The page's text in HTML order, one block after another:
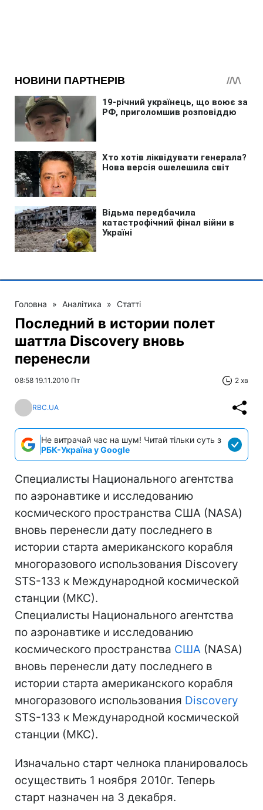
Головна » Аналітика » Статті
Последний в истории полет
шаттла Discovery вновь
перенесли
08:58 19.11.2010 Пт 2 хв
RBC.UA
Не витрачай час на шум! Читай тільки суть з
РБК-Україна у Google
Специалисты Национального агентства
по аэронавтике и исследованию
космического пространства США (NASA)
вновь перенесли дату последнего в
истории старта американского корабля
многоразового использования Discovery
STS-133 к Международной космической
станции (МКС).
Специалисты Национального агентства
по аэронавтике и исследованию
космического пространства США (NASA)
вновь перенесли дату последнего в
истории старта американского корабля
многоразового использования Discovery
STS-133 к Международной космической
станции (МКС).
Изначально старт челнока планировалось
осуществить 1 ноября 2010г. Теперь
старт назначен на 3 декабря.